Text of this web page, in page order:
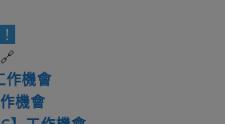
作機會
機會